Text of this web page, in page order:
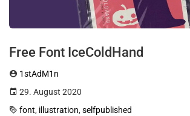
Free Font IceColdHand
1stAdM1n
29. August 2020
font, illustration, selfpublished